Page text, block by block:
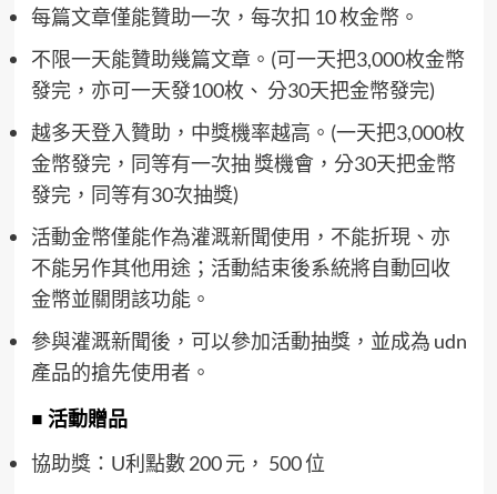
每篇文章僅能贊助一次，每次扣 10 枚金幣。
不限一天能贊助幾篇文章。(可一天把3,000枚金幣
發完，亦可一天發100枚、 分30天把金幣發完)
越多天登入贊助，中獎機率越高。(一天把3,000枚
金幣發完，同等有一次抽 獎機會，分30天把金幣
發完，同等有30次抽獎)
活動金幣僅能作為灌溉新聞使用，不能折現、亦
不能另作其他用途；活動結束後系統將自動回收
金幣並關閉該功能。
參與灌溉新聞後，可以參加活動抽獎，並成為 udn
產品的搶先使用者。
■ 活動贈品
協助獎：U利點數 200 元， 500 位